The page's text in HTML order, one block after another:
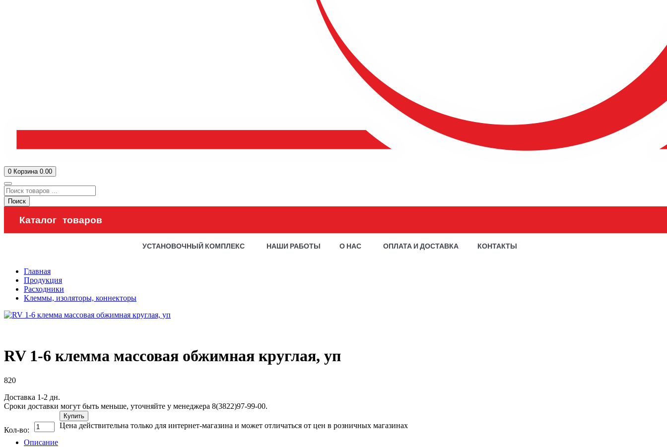
0 Корзина 0.00
Поиск
Каталог товаров
УСТАНОВОЧНЫЙ КОМПЛЕКС НАШИ РАБОТЫ О НАС ОПЛАТА И ДОСТАВКА КОНТАКТЫ
Главная
Продукция
Расходники
Клеммы, изоляторы, коннекторы
RV 1-6 клемма массовая обжимная круглая, уп
820
Доставка 1-2 дн.
Сроки доставки могут быть меньше, уточняйте у менеджера 8(3822)97-99-00.
Кол-во:
Купить
Цена действительна только для интернет-магазина и может отличаться от цен в розничных магазинах
Описание